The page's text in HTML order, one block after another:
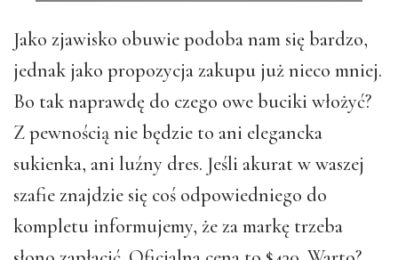
Jako zjawisko obuwie podoba nam się bardzo,
jednak jako propozycja zakupu już nieco mniej.
Bo tak naprawdę do czego owe buciki włożyć?
Z pewnością nie będzie to ani elegancka
sukienka, ani luźny dres. Jeśli akurat w waszej
szafie znajdzie się coś odpowiedniego do
kompletu informujemy, że za markę trzeba